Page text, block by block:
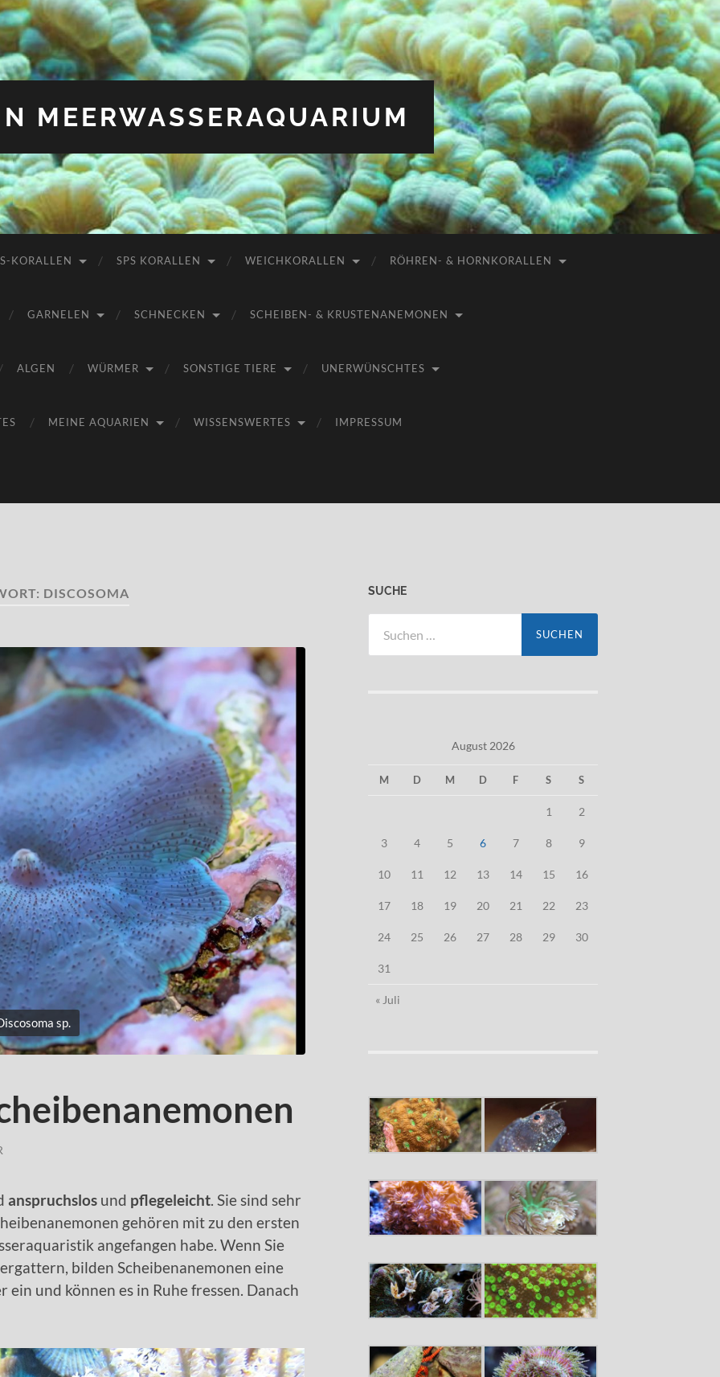
MEERWASSERAQUARIUM
KORALLEN SPS KORALLEN WEICHKORALLEN RÖHREN- & HORNKORALLEN
GARNELEN SCHNECKEN SCHEIBEN- & KRUSTENANEMONEN
ALGEN WÜRMER SONSTIGE TIERE UNERWÜNSCHTES
MEINE AQUARIEN WISSENSWERTES IMPRESSUM
DISCOSOMA
sp.
anspruchslos und pflegeleicht. Sie sind sehr
gehören mit zu den ersten
angefangen habe. Wenn Sie
bilden Scheibenanemonen eine
ein und können es in Ruhe fressen. Danach
SUCHE
nach:
August 2026
M D M D F S S
1 2
3 4 5 6 7 8 9
10 11 12 13 14 15 16
17 18 19 20 21 22 23
24 25 26 27 28 29 30
31
« Juli